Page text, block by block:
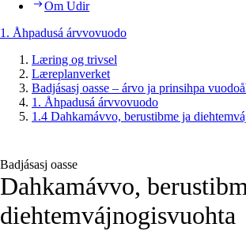
Om Udir
1. Åhpadusá árvvovuodo
Læring og trivsel
Læreplanverket
Badjásasj oasse – árvo ja prinsihpa
1. Åhpadusá árvvovuodo
1.4 Dahkamávvo, berustibme ja
Badjásasj oasse
Dahkamávvo,
diehtemvájnogisvuohta